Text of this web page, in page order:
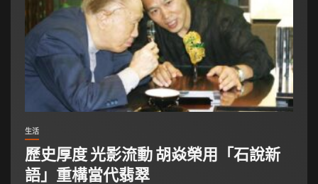
生活
歷史厚度 光影流動 胡焱榮用「石說新
語」重構當代翡翠